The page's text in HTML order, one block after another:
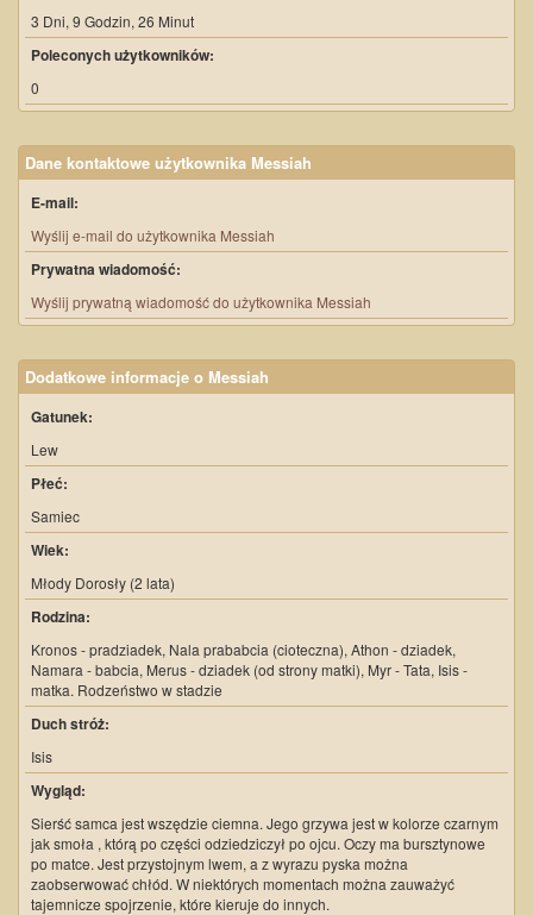
3 Dni, 9 Godzin, 26 Minut
Poleconych użytkowników:
0
Dane kontaktowe użytkownika Messiah
E-mail:
Wyślij e-mail do użytkownika Messiah
Prywatna wiadomość:
Wyślij prywatną wiadomość do użytkownika Messiah
Dodatkowe informacje o Messiah
Gatunek:
Lew
Płeć:
Samiec
Wiek:
Młody Dorosły (2 lata)
Rodzina:
Kronos - pradziadek, Nala prababcia (cioteczna), Athon - dziadek,
Namara - babcia, Merus - dziadek (od strony matki), Myr - Tata, Isis -
matka. Rodzeństwo w stadzie
Duch stróż:
Isis
Wygląd:
Sierść samca jest wszędzie ciemna. Jego grzywa jest w kolorze czarnym
jak smoła , którą po części odziedziczył po ojcu. Oczy ma bursztynowe
po matce. Jest przystojnym lwem, a z wyrazu pyska można
zaobserwować chłód. W niektórych momentach można zauważyć
tajemnicze spojrzenie, które kieruje do innych.